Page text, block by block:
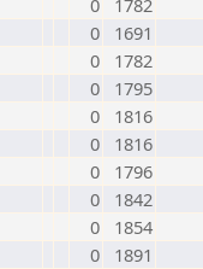
0
1782
0
1691
0
1782
0
1795
0
1816
0
1816
0
1796
0
1842
0
1854
0
1891